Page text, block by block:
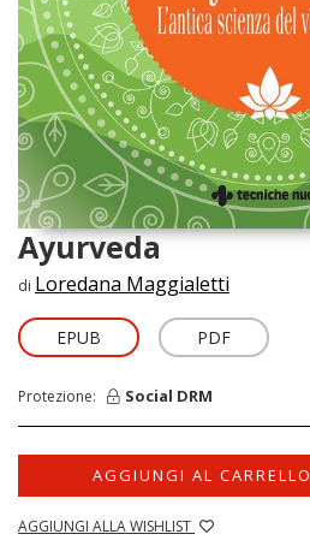
Ayurveda
di Loredana Maggialetti
EPUB PDF
Protezione: Social DRM
AGGIUNGI AL CARRELLO
AGGIUNGI ALLA WISHLIST